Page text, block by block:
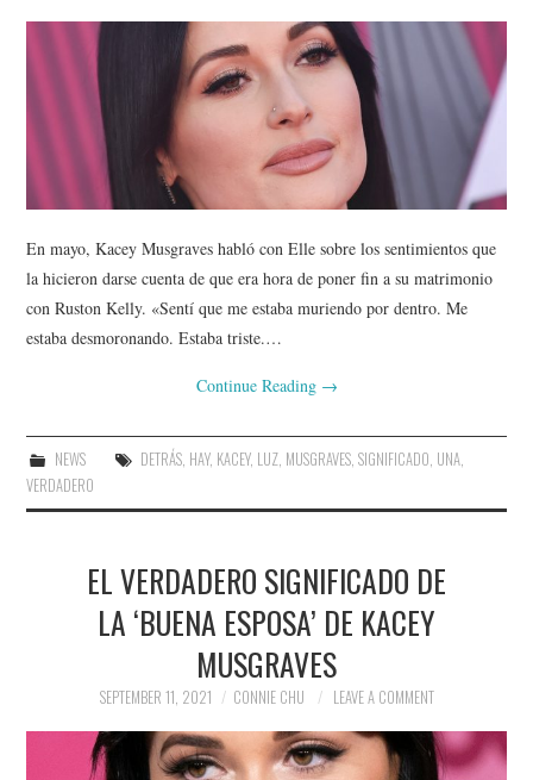
En mayo, Kacey Musgraves habló con Elle sobre los sentimientos que
la hicieron darse cuenta de que era hora de poner fin a su matrimonio
con Ruston Kelly. «Sentí que me estaba muriendo por dentro. Me
estaba desmoronando. Estaba triste.…
Continue Reading →
NEWS DETRÁS, HAY, KACEY, LUZ, MUSGRAVES, SIGNIFICADO, UNA,
VERDADERO
EL VERDADERO SIGNIFICADO DE
LA ‘BUENA ESPOSA’ DE KACEY
MUSGRAVES
SEPTEMBER 11, 2021 CONNIE CHU LEAVE A COMMENT